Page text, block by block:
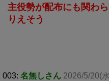
主役勢が配布にも関わ
りえそう
003: 名無しさん 2026/5/20(